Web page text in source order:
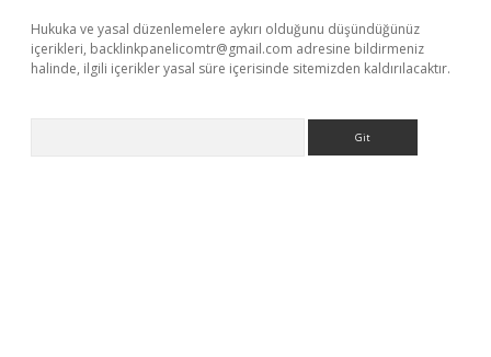
Hukuka ve yasal düzenlemelere aykırı olduğunu düşündüğünüz
içerikleri, backlinkpanelicomtr@gmail.com adresine bildirmeniz
halinde, ilgili içerikler yasal süre içerisinde sitemizden kaldırılacaktır.